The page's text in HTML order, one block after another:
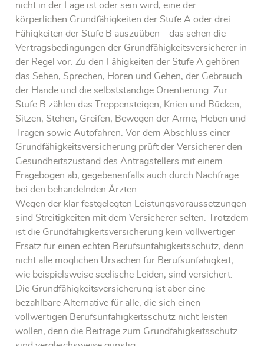
nicht in der Lage ist oder sein wird, eine der
körperlichen Grundfähigkeiten der Stufe A oder drei
Fähigkeiten der Stufe B auszuüben – das sehen die
Vertragsbedingungen der Grundfähigkeitsversicherer in
der Regel vor. Zu den Fähigkeiten der Stufe A gehören
das Sehen, Sprechen, Hören und Gehen, der Gebrauch
der Hände und die selbstständige Orientierung. Zur
Stufe B zählen das Treppensteigen, Knien und Bücken,
Sitzen, Stehen, Greifen, Bewegen der Arme, Heben und
Tragen sowie Autofahren. Vor dem Abschluss einer
Grundfähigkeitsversicherung prüft der Versicherer den
Gesundheitszustand des Antragstellers mit einem
Fragebogen ab, gegebenenfalls auch durch Nachfrage
bei den behandelnden Ärzten.
Wegen der klar festgelegten Leistungsvoraussetzungen
sind Streitigkeiten mit dem Versicherer selten. Trotzdem
ist die Grundfähigkeitsversicherung kein vollwertiger
Ersatz für einen echten Berufsunfähigkeitsschutz, denn
nicht alle möglichen Ursachen für Berufsunfähigkeit,
wie beispielsweise seelische Leiden, sind versichert.
Die Grundfähigkeitsversicherung ist aber eine
bezahlbare Alternative für alle, die sich einen
vollwertigen Berufsunfähigkeitsschutz nicht leisten
wollen, denn die Beiträge zum Grundfähigkeitsschutz